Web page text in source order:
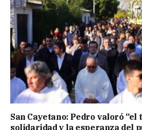
San Cayetano: Pedro valoró “el
solidaridad y la esperanza del